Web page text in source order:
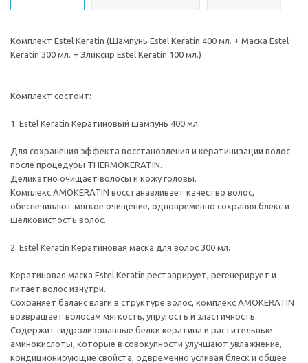
Комплект Estel Keratin (Шампунь Estel Keratin 400 мл. + Маска Estel
Keratin 300 мл. + Эликсир Estel Keratin 100 мл.)
Комплект состоит:
1. Estel Keratin Кератиновый шампунь 400 мл.
Для сохранения эффекта восстановления и кератинизации волос
после процедуры THERMOKERATIN.
Деликатно очищает волосы и кожу головы.
Комплекс AMOKERATIN восстанавливает качество волос,
обеспечивают мягкое очищение, одновременно сохраняя блекс и
шелковистость волос.
2. Estel Keratin Кератиновая маска для волос 300 мл.
Кератиновая маска Estel Keratin реставрирует, регенерирует и
питает волос изнутри.
Сохраняет баланс влаги в структуре волос, комплекс AMOKERATIN
возвращает волосам мягкость, упругость и эластичность.
Содержит гидролизованные белки кератина и растительные
аминокислоты, которые в совокупности улучшают увлажнение,
кондиционирующие свойста, одвременно усливая блеск и общее